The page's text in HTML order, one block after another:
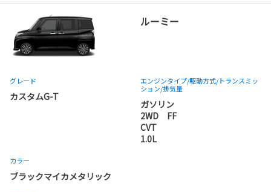
ルーミー
グレード
カスタムG-T
エンジンタイプ/駆動方式/トランスミッ
ション/排気量
ガソリン
2WD FF
CVT
1.0L
カラー
ブラックマイカメタリック